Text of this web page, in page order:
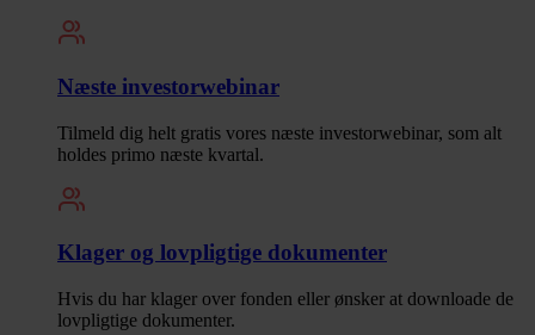
Næste investorwebinar
Tilmeld dig helt gratis vores næste investorwebinar, som alt
holdes primo næste kvartal.
Klager og lovpligtige dokumenter
Hvis du har klager over fonden eller ønsker at downloade de
lovpligtige dokumenter.